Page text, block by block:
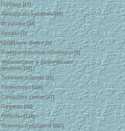
Посуда [17]
Продукты питания [10]
Игрушки [24]
Буквы [7]
Цифры и знаки [5]
Измерительные приборы [3]
Физические и химические
модели [10]
Техника в доме [25]
Транспорт [106]
Средства связи [47]
Оружие [33]
Роботы [128]
Техника будущего [267]